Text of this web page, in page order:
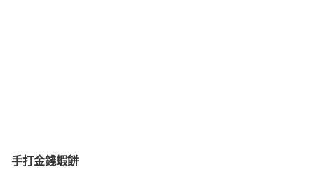
手打金錢蝦餅